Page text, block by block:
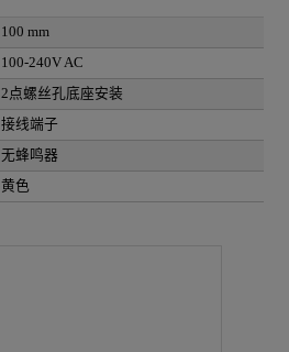
100 mm
100-240V AC
2点螺丝孔底座安装
接线端子
无蜂鸣器
黄色